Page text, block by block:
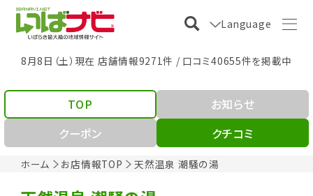
Language
8月8日（土）現在 店舗情報9271件 / 口コミ40655件を掲載中
ホーム お店情報TOP 天然温泉 潮騒の湯
TOP
お知らせ
クーポン
クチコミ